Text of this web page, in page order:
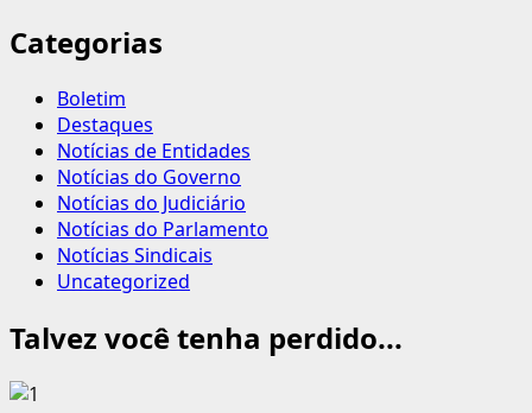
Categorias
Boletim
Destaques
Notícias de Entidades
Notícias do Governo
Notícias do Judiciário
Notícias do Parlamento
Notícias Sindicais
Uncategorized
Talvez você tenha perdido...